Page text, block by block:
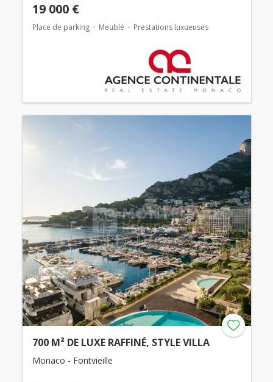
19 000 €
Place de parking Meublé Prestations luxueuses
700 M² DE LUXE RAFFINÉ, STYLE VILLA
Monaco - Fontvieille